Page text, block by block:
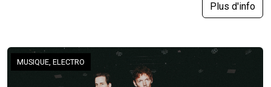
Plus d'info
MUSIQUE, ELECTRO